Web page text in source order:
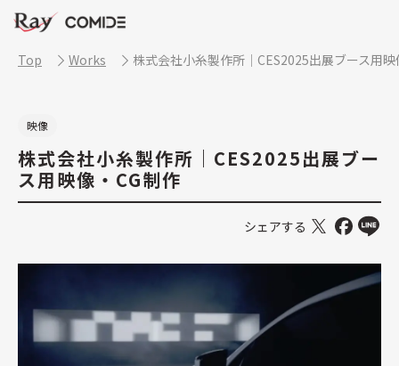
Top Works 株式会社小糸製作所｜CES2025出展ブース用
映像
株式会社小糸製作所｜CES2025出展ブー
ス用映像・CG制作
シェアする